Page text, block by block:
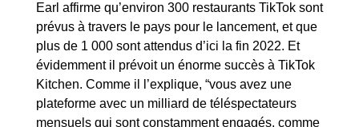
Earl affirme qu’environ 300 restaurants TikTok sont
prévus à travers le pays pour le lancement, et que
plus de 1 000 sont attendus d’ici la fin 2022. Et
évidemment il prévoit un énorme succès à TikTok
Kitchen. Comme il l’explique, “vous avez une
plateforme avec un milliard de téléspectateurs
mensuels qui sont constamment engagés, comme